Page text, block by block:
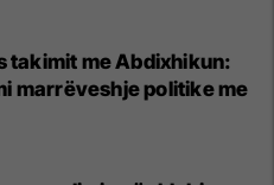
kontrollit në sektorin e
takimit me Abdixhikun:
marrëveshje politike me